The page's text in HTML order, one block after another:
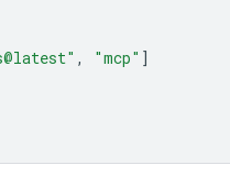
, "mcp" ]